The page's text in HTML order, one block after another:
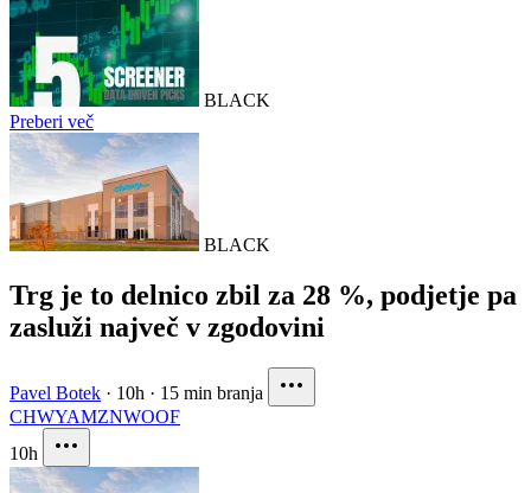
BLACK
Preberi več
BLACK
Trg je to delnico zbil za 28 %, podjetje pa
zasluži največ v zgodovini
Pavel Botek · 10h · 15 min branja
CHWYAMZNWOOF
10h